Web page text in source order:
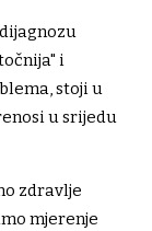
i
stoji u
u srijedu
zdravlje
mjerenje